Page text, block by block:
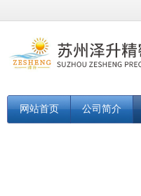
网站首页 公司简介